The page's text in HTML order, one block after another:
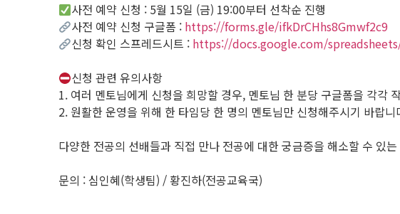
사전 예약 신청 : 5월 15일 (금) 19:00부터 선착순 진행
사전 예약 신청 구글폼 : https://forms.gle/ifkDrCHhs8Gmwf2c9
신청 확인 스프레드시트 : https://docs.google.com/
신청 관련 유의사항
1. 여러 멘토님에게 신청을 희망할 경우, 멘토님 한 분당 구글폼을 각각
2. 원활한 운영을 위해 한 타임당 한 명의 멘토님만 신청해주시기 바랍니
다양한 전공의 선배들과 직접 만나 전공에 대한 궁금증을 해소할 수 있
문의 : 심인혜(학생팀) / 황진하(전공교육국)